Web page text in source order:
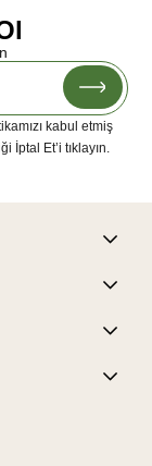
kabul etmiş
Et’i tıklayın.